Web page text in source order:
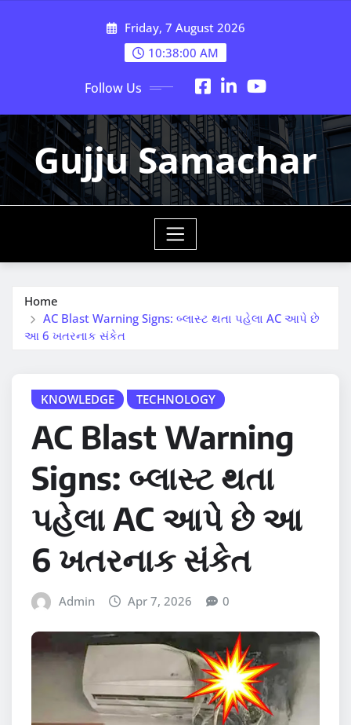
Friday, 7 August 2026
10:38:01 AM
Follow Us
Gujju Samachar
Home
AC Blast Warning Signs: બ્લાસ્ટ થતા પહેલા AC આપે છે
આ 6 ખતરનાક સંકેત
KNOWLEDGE TECHNOLOGY
AC Blast Warning
Signs: બ્લાસ્ટ થતા
પહેલા AC આપે છે આ
6 ખતરનાક સંકેત
Admin Apr 7, 2026 0